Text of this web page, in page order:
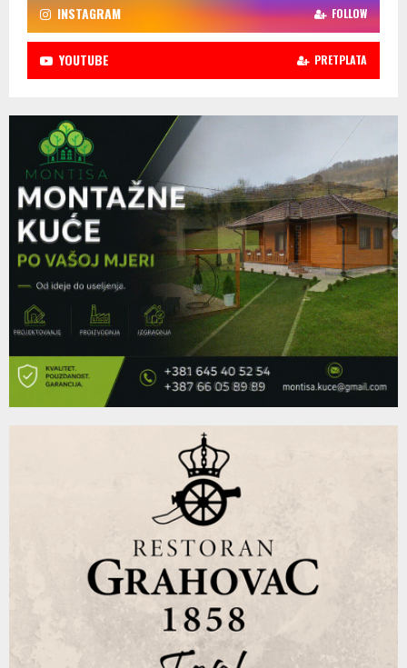
INSTAGRAM FOLLOW
YOUTUBE PRETPLATA